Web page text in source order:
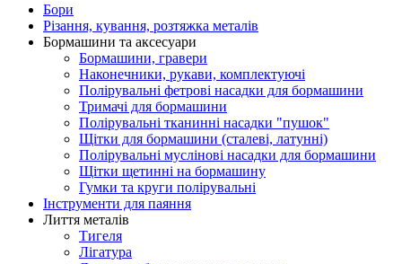
Бори
Різання, кування, розтяжка металів
Бормашини та аксесуари
Бормашини, гравери
Наконечники, рукави, комплектуючі
Полірувальні фетрові насадки для бормашини
Тримачі для бормашини
Полірувальні тканинні насадки "пушок"
Щітки для бормашини (сталеві, латунні)
Полірувальні муслінові насадки для бормашини
Щітки щетинні на бормашину
Гумки та круги полірувальні
Інструменти для паяння
Лиття металів
Тигеля
Лігатура